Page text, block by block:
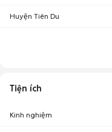
Huyện Tiên Du
Tiện ích
Kinh nghiệm